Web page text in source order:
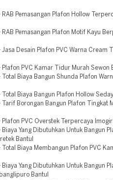
Pemasangan Plafon Hollow
Pemasangan Plafon Motif Kayu
Desain Plafon PVC Warna Cream
PVC Kamar Tidur Murah Sewon
Biaya Bangun Shunda Plafon
Biaya Bangun Plafon Hollow
Borongan Bangun Plafon Tingkat
PVC Overstek Terpercaya
Yang Dibutuhkan Untuk Bangun
Bantul
Biaya Membangun Plafon PVC
Yang Dibutuhkan Untuk Bangun
Bantul